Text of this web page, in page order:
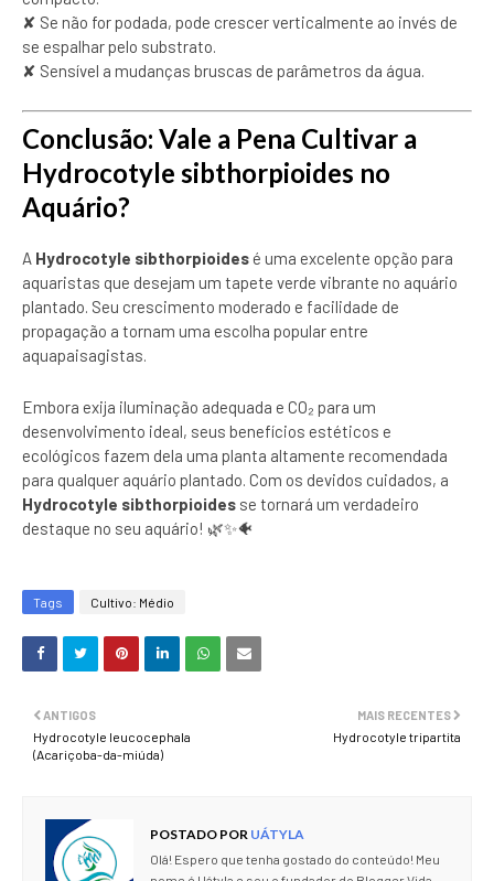
✘ Se não for podada, pode crescer verticalmente ao invés de
se espalhar pelo substrato.
✘ Sensível a mudanças bruscas de parâmetros da água.
Conclusão: Vale a Pena Cultivar a
Hydrocotyle sibthorpioides no
Aquário?
A Hydrocotyle sibthorpioidesé uma excelente opção para
aquaristas que desejam um tapete verde vibrante no aquário
plantado. Seu crescimento moderado e facilidade de
propagação a tornam uma escolha popular entre
aquapaisagistas.
Embora exija iluminação adequada e CO₂ para um
desenvolvimento ideal, seus benefícios estéticos e
ecológicos fazem dela uma planta altamente recomendada
para qualquer aquário plantado. Com os devidos cuidados, a
Hydrocotyle sibthorpioides se tornará um verdadeiro
destaque no seu aquário! 🌿✨🐠
Tags Cultivo: Médio
MAIS RECENTES
Hydrocotyle tripartita
ANTIGOS
Hydrocotyle leucocephala
(Acariçoba-da-miúda)
POSTADO POR UÁTYLA
Olá! Espero que tenha gostado do conteúdo! Meu